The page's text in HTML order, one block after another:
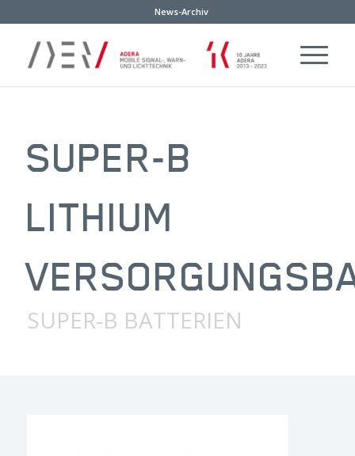
News-Archiv
SUPER-B
LITHIUM
SUPER-B BATTERIEN